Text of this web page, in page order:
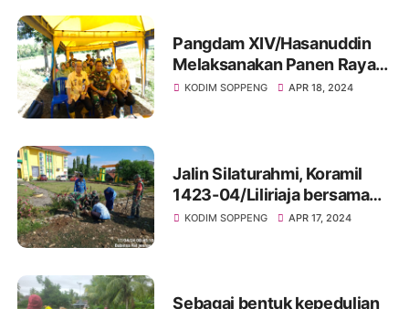
Pangdam XIV/Hasanuddin
Melaksanakan Panen Raya
Serentak Di Jajaran Kodam
KODIM SOPPENG APR 18, 2024
Jalin Silaturahmi, Koramil
1423-04/Liliriaja bersama
Camat Liliriaja dan
KODIM SOPPENG APR 17, 2024
Sebagai bentuk kepedulian